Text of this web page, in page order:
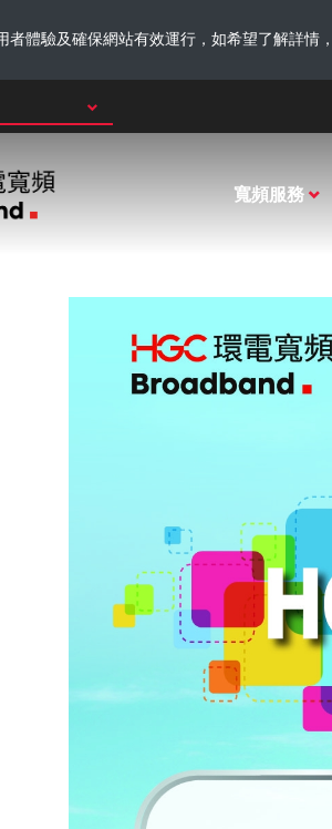
體驗及確保網站有效運行，如希望了解詳情，
寬頻服務
HGC 寬頻
家居寬頻
10G光纖寬頻
電話及IDD
家居電話
HELLO喂
繳費方法